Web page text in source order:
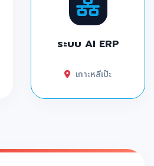
ระบบ AI ERP
เกาะหลีเป๊ะ